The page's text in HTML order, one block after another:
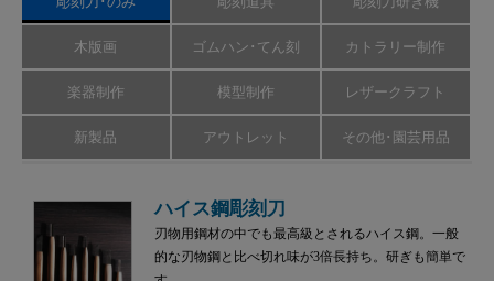
木版画 ゴムハン･てん刻 カトラリー制作
楽器制作 模型制作 レザークラフト
新製品 アウトレット その他･園芸用品
ハイス鋼彫刻刀
刃物用鋼材の中でも最高級とされるハイス鋼。一般
的な刃物鋼と比べ切れ味が3倍長持ち。研ぎも簡単で